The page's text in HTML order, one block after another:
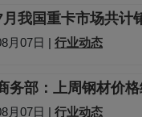
月我国重卡市场共计
月07日 | 行业动态
务部：上周钢材价
月07日 | 行业动态